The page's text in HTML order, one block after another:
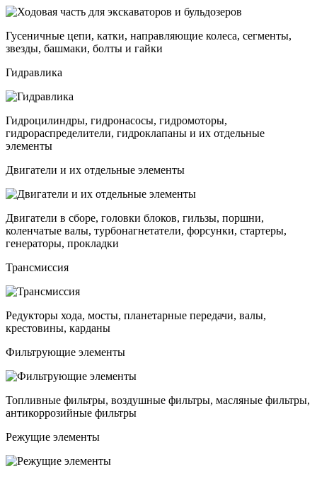
Гусеничные цепи, катки, направляющие колеса, сегменты,
звезды, башмаки, болты и гайки
Гидравлика
Гидроцилиндры, гидронасосы, гидромоторы,
гидрораспределители, гидроклапаны и их отдельные
элементы
Двигатели и их отдельные элементы
Двигатели в сборе, головки блоков, гильзы, поршни,
коленчатые валы, турбонагнетатели, форсунки, стартеры,
генераторы, прокладки
Трансмиссия
Редукторы хода, мосты, планетарные передачи, валы,
крестовины, карданы
Фильтрующие элементы
Топливные фильтры, воздушные фильтры, масляные фильтры,
антикоррозийные фильтры
Режущие элементы